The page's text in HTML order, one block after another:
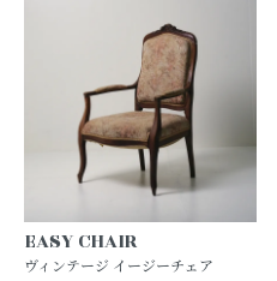
EASY CHAIR
ヴィンテージ イージーチェア